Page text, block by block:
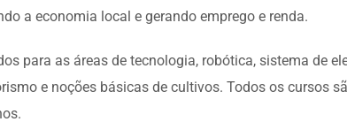
a economia local e gerando emprego e renda.
para as áreas de tecnologia, robótica, sistema de
e noções básicas de cultivos. Todos os cursos